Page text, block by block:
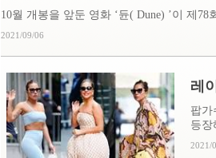
10월 개봉을 앞둔 영화 ‘듄( Dune) ’이 제
2021/09/06
레
팝가
등장
2021/